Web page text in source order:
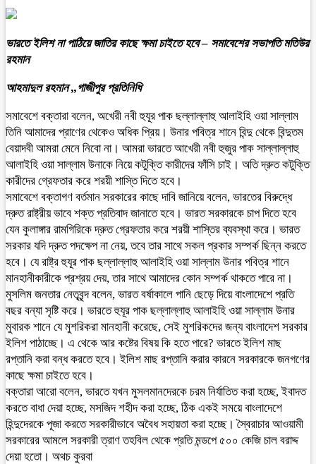
ভারতে ইলিশ না পাঠিয়ে জাতির কাছে ক্ষমা চাইতে হবে – সমাবেশের সভাপতি মতিউর
রহমান
আহমাদুল রহমান ,,গাজীপুর প্রতিনিধি
সমাবেশে বক্তারা বলেন, অখেরী নবী হুযূর পাক ছল্লাল্লাহু আলাইহি ওয়া সাল্লাম
তিনি আমাদের প্রাণের থেকেও অধিক প্রিয়। উনার পবিত্র শানে বিন্দু থেকে বিন্দুতম
বেয়াদবী আমরা মেনে নিবো না। আমরা ভারতে আখেরী নবী হুজুর পাক সাল্লাল্লাহু
আলাইহি ওয়া সাল্লাম উনাকে নিয়ে কটুক্তি কারীদের ফাঁসি চাই। অতি দ্রুত কটুক্তি
কারীদের গ্রেফতার করে শরয়ী শাস্তি দিতে হবে।
সমাবেশে বক্তাগণ বর্তমান সরকারের কাছে দাবি জানিয়ে বলেন, ভারতের বিরুদ্ধে
দ্রুত রাষ্ট্রীয় ভাবে শক্ত প্রতিবাদ জানাতে হবে। ভারত সরকারকে চাপ দিতে হবে
যেন কুলাঙ্গার রামগিরিকে দ্রুত গ্রেফতার করে শরয়ী শাস্তির ব্যবস্থা করে। ভারত
সরকার যদি দ্রুত পদক্ষেপ না নেয়, তবে তার সাথে সকল প্রকার সম্পর্ক ছিন্ন করতে
হবে। যে রাষ্ট্র হুযূর পাক ছল্লাল্লাহু আলাইহি ওয়া সাল্লাম উনার পবিত্র শানে
মানহানীকারীকে প্রশ্রয় দেয়, তার সাথে আমাদের কোন সম্পর্ক থাকতে পারে না।
মুসলিম জনতার নেতৃবৃন্দ বলেন, ভারত বর্ষাকালে পানি ছেড়ে দিয়ে বাংলাদেশে প্রতি
বছর বন্যা সৃষ্টি করে। ভারতে হুযূর পাক ছল্লাল্লাহু আলাইহি ওয়া সাল্লাম উনার
মুবারক শানে যে মুশরিকরা মানহানী করেছে, সেই মুশরিকদের জন্য বাংলাদেশ সরকার
ইলিশ পাঠাচ্ছে। এ থেকে আর কষ্টের বিষয় কি হতে পারে? ভারতে ইলিশ মাছ
রপ্তানি করা বন্ধ করতে হবে। ইলিশ মাছ রপ্তানি করার কারনে সরকারকে জনগণের
কাছে ক্ষমা চাইতে হবে।
বক্তারা আরো বলেন, ভারতে যখন মুসলমানদেরকে চরম নির্যাতিত করা হচ্ছে, ইবাদত
করতে বাধা দেয়া হচ্ছে, মসজিদ শহীদ করা হচ্ছে, ঠিক একই সময়ে বাংলাদেশে
হিন্দুদেরকে পূজা করতে সরকারীভাবে অবৈধ সহায়তা করা হচ্ছে। স্বৈরাচার আওয়ামী
সরকারের আমলে সরকারী ত্রাণ তহবিল থেকে প্রতি মন্ডপে ৫০০ কেজি চাল বরাদ্দ
দেয়া হতো। অথচ কুরবা